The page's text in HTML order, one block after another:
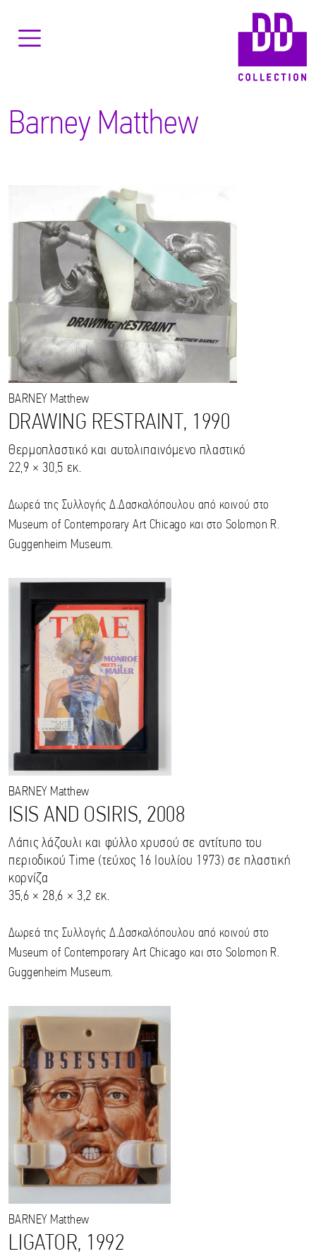
Barney Matthew
BARNEY Matthew
DRAWING RESTRAINT, 1990
Θερμοπλαστικό και αυτολιπαινόμενο πλαστικό
22,9 × 30,5 εκ.
Δωρεά της Συλλογής Δ.Δασκαλόπουλου από κοινού στο
Museum of Contemporary Art Chicago και στο Solomon R.
Guggenheim Museum.
BARNEY Matthew
ISIS AND OSIRIS, 2008
Λάπις λάζουλι και φύλλο χρυσού σε αντίτυπο του
περιοδικού Time (τεύχος 16 Ιουλίου 1973) σε πλαστική
κορνίζα
35,6 × 28,6 × 3,2 εκ.
Δωρεά της Συλλογής Δ.Δασκαλόπουλου από κοινού στο
Museum of Contemporary Art Chicago και στο Solomon R.
Guggenheim Museum.
BARNEY Matthew
LIGATOR, 1992